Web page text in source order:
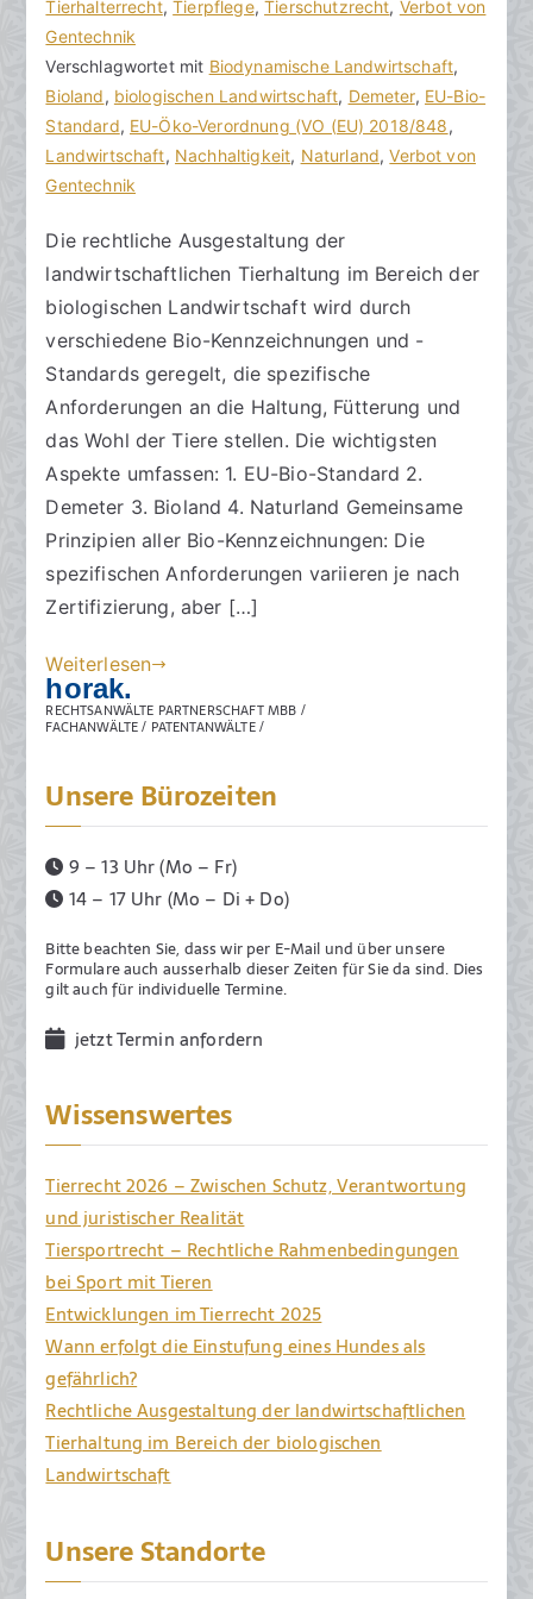
o
r
a
k
R
e
c
t
s
a
n
w
t
e
r
a
g
v
e
r
ö
f
e
n
t
l
h
t
a
m
2
2
J
a
n
r
0
2
Tierhalterrecht,Tierpflege,Tierschutzrecht, Verbot von
Gentechnik
Verschlagwortet mit Biodynamische Landwirtschaft,
Bioland, biologischen Landwirtschaft, Demeter, EU-Bio-
Standard, EU-Öko-Verordnung (VO (EU) 2018/848,
Landwirtschaft, Nachhaltigkeit, Naturland,Verbot von
Gentechnik
e
K
o
m
m
e
n
a
r
e
zu
Rechtliche
Ausgestaltung
landwirtschaftlichen
Tierhaltung
im
Bereich
der
biologischen
Die rechtliche Ausgestaltung der
landwirtschaftlichen Tierhaltung im Bereich der
biologischen Landwirtschaft wird durch
verschiedene Bio-Kennzeichnungen und -
Standards geregelt, die spezifische
Anforderungen an die Haltung, Fütterung und
das Wohl der Tiere stellen. Die wichtigsten
Aspekte umfassen: 1. EU-Bio-Standard 2.
Demeter 3. Bioland 4. Naturland Gemeinsame
Prinzipien aller Bio-Kennzeichnungen: Die
spezifischen Anforderungen variieren je nach
Zertifizierung, aber […]
Weiterlesen
horak.
RECHTSANWÄLTE PARTNERSCHAFT MBB /
FACHANWÄLTE / PATENTANWÄLTE /
Unsere Bürozeiten
9 – 13 Uhr (Mo – Fr)
14 – 17 Uhr (Mo – Di + Do)
Bitte beachten Sie, dass wir per E-Mail und über unsere
Formulare auch ausserhalb dieser Zeiten für Sie da sind. Dies
gilt auch für individuelle Termine.
jetzt Termin anfordern
Wissenswertes
Tierrecht 2026 – Zwischen Schutz, Verantwortung
und juristischer Realität
Tiersportrecht – Rechtliche Rahmenbedingungen
bei Sport mit Tieren
Entwicklungen im Tierrecht 2025
Wann erfolgt die Einstufung eines Hundes als
gefährlich?
Rechtliche Ausgestaltung der landwirtschaftlichen
Tierhaltung im Bereich der biologischen
Landwirtschaft
Unsere Standorte